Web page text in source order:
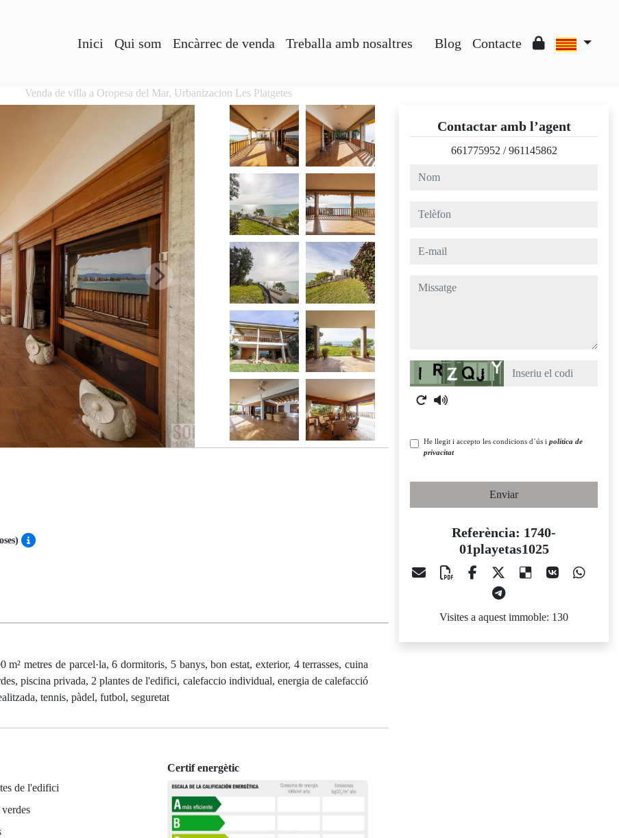
Inici Qui som Encàrrec de venda Treballa amb nosaltres Blog Contacte
Venda de villa a Oropesa del Mar, Urbanizacion Les Platgetes
metres de parcel·la, 6 dormitoris, 5 banys, bon estat, exterior, 4 terrasses, cuina
piscina privada, 2 plantes de l'edifici, calefaccio individual, energia de calefacció
tennis, pàdel, futbol, seguretat
de l'edifici
Certif energètic
Contactar amb l’agent
661775952 /961145862
nom
telèfon
e-mail
missatge
Captcha
He llegit i accepto les condicions d´ús i política de
privacitat
Enviar
Referència: 1740-
01playetas1025
Visites a aquest immoble: 130